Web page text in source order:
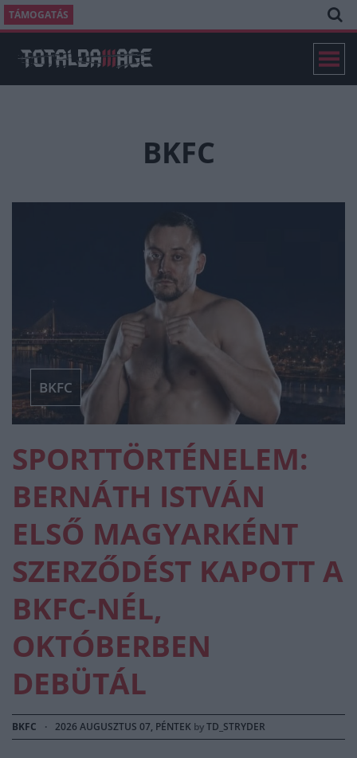
TÁMOGATÁS
BKFC
BKFC
SPORTTÖRTÉNELEM:
BERNÁTH ISTVÁN
ELSŐ MAGYARKÉNT
SZERZŐDÉST KAPOTT A
BKFC-NÉL,
OKTÓBERBEN
DEBÜTÁL
BKFC · 2026 AUGUSZTUS 07, PÉNTEK byTD_STRYDER